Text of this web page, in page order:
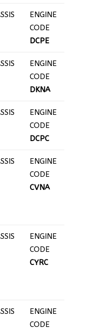
ENGINE
CODE
DCPE
ENGINE
CODE
DKNA
ENGINE
CODE
DCPC
ENGINE
CODE
CVNA
ENGINE
CODE
CYRC
ENGINE
CODE